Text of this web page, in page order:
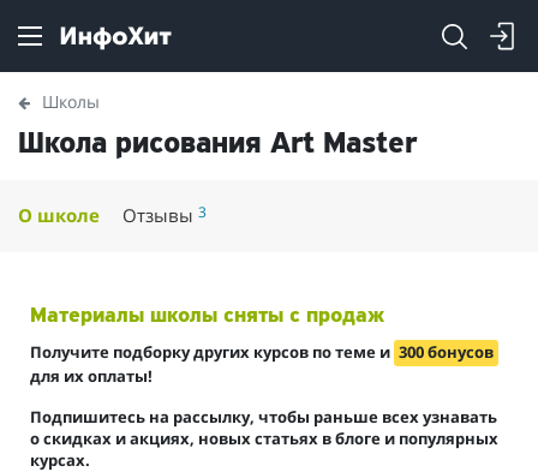
Школы
Школа рисования Art Master
О школе Отзывы3
Материалы школы сняты с продаж
Получите подборку других курсов по теме и 300 бонусов
для их оплаты!
Подпишитесь на рассылку, чтобы раньше всех узнавать
о скидках и акциях, новых статьях в блоге и популярных
курсах.